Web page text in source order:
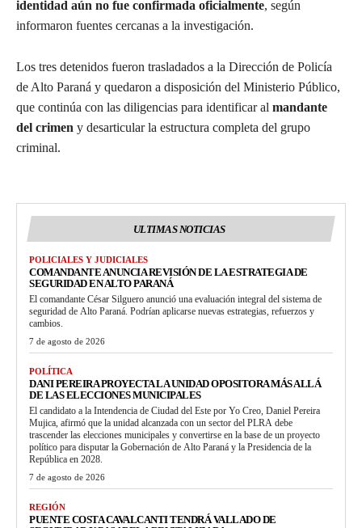
identidad aún no fue confirmada oficialmente, según
informaron fuentes cercanas a la investigación.
Los tres detenidos fueron trasladados a la Dirección de Policía
de Alto Paraná y quedaron a disposición del Ministerio Público,
que continúa con las diligencias para identificar al mandante
del crimen y desarticular la estructura completa del grupo
criminal.
ULTIMAS NOTICIAS
POLICIALES Y JUDICIALES
COMANDANTE ANUNCIA REVISIÓN DE LA ESTRATEGIA DE
SEGURIDAD EN ALTO PARANÁ
El comandante César Silguero anunció una evaluación integral del sistema de
seguridad de Alto Paraná. Podrían aplicarse nuevas estrategias, refuerzos y
cambios.
7 de agosto de 2026
POLÍTICA
DANI PEREIRA PROYECTA LA UNIDAD OPOSITORA MÁS ALLÁ
DE LAS ELECCIONES MUNICIPALES
El candidato a la Intendencia de Ciudad del Este por Yo Creo, Daniel Pereira
Mujica, afirmó que la unidad alcanzada con un sector del PLRA debe
trascender las elecciones municipales y convertirse en la base de un proyecto
político para disputar la Gobernación de Alto Paraná y la Presidencia de la
República en 2028.
7 de agosto de 2026
REGIÓN
PUENTE COSTA CAVALCANTI TENDRÁ VALLADO DE